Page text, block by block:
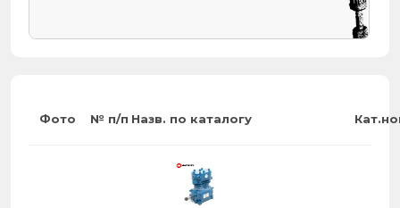
Фото № п/п Назв. по каталогу